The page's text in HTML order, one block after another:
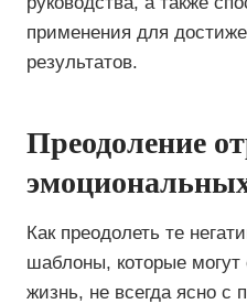
применения для
результатов.
Преодоление
Как преодолеть те
шаблоны, которые
жизнь, не всегда ясно с